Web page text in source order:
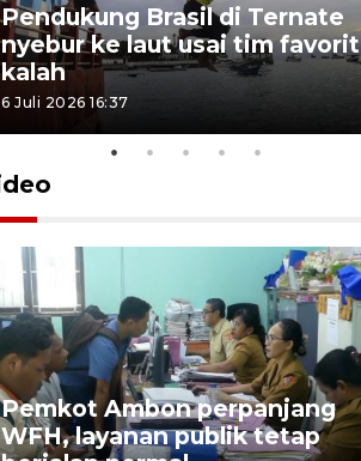
Pendukung Brasil di Ternate
nyebur ke laut usai tim favorit
kalah
6 Juli 2026 16:37
Pemkot Ambon perpanjang
WFH, layanan publik tetap